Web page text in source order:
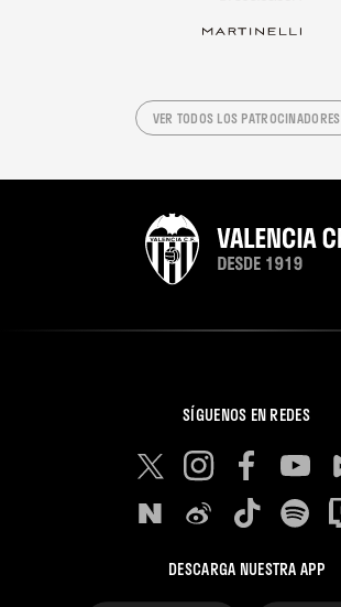
VER TODOS LOS PATROCINADORES
SÍGUENOS EN REDES
DESCARGA NUESTRA APP